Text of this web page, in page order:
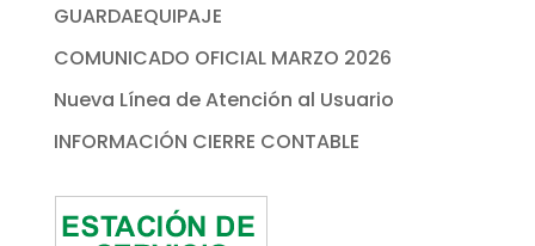
GUARDAEQUIPAJE
COMUNICADO OFICIAL MARZO 2026
Nueva Línea de Atención al Usuario
INFORMACIÓN CIERRE CONTABLE